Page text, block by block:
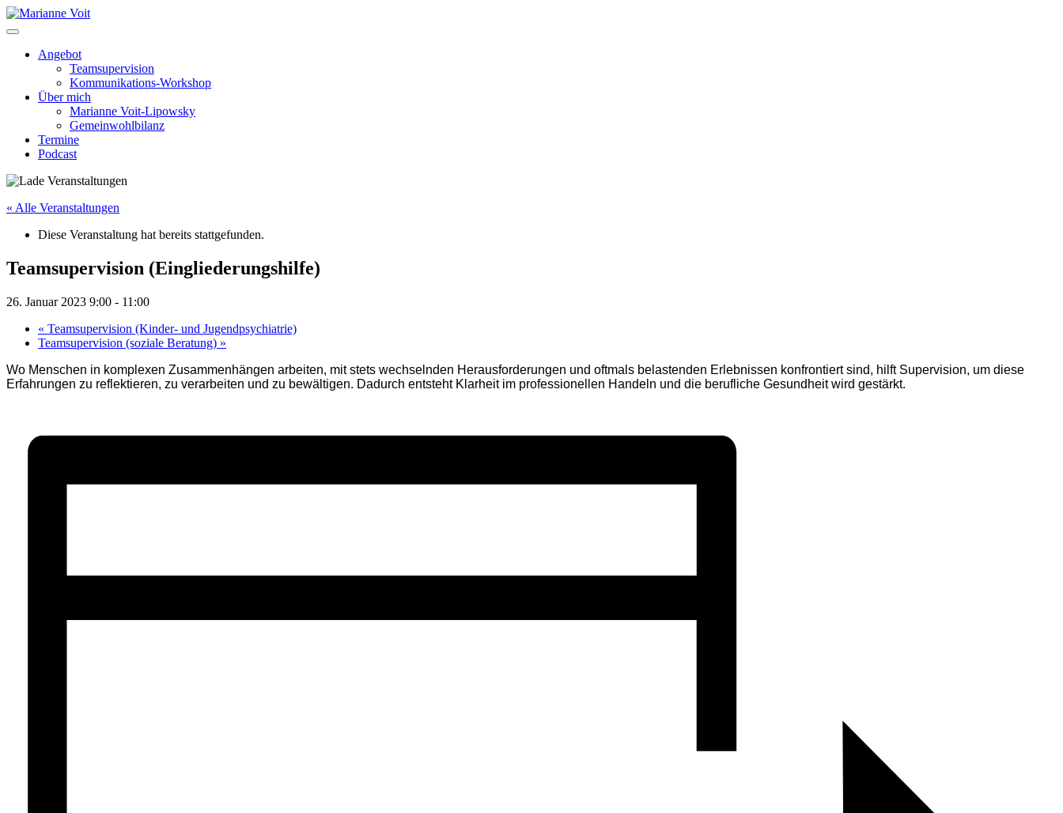
Skip
to
Angebot
Teamsupervision
Kommunikations-Workshop
Über mich
Marianne Voit-Lipowsky
Gemeinwohlbilanz
Termine
Podcast
« Alle Veranstaltungen
Diese Veranstaltung hat bereits stattgefunden.
Teamsupervision (Eingliederungshilfe)
26. Januar 2023 9:00 - 11:00
« Teamsupervision (Kinder- und Jugendpsychiatrie)
Teamsupervision (soziale Beratung) »
Wo Menschen in komplexen Zusammenhängen arbeiten, mit stets wechselnden Herausforderungen und oftmals belastenden Erlebnissen konfrontiert sind, hilft Supervision, um diese
Erfahrungen zu reflektieren, zu verarbeiten und zu bewältigen. Dadurch entsteht Klarheit im professionellen Handeln und die berufliche Gesundheit wird gestärkt.